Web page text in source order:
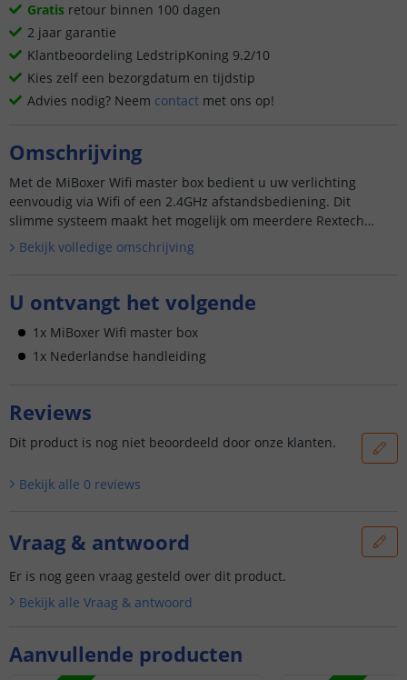
Gratis retour binnen 100 dagen
2 jaar garantie
Klantbeoordeling LedstripKoning 9.2/10
Kies zelf een bezorgdatum en tijdstip
Advies nodig? Neem contact met ons op!
Omschrijving
Met de MiBoxer Wifi master box bedient u uw verlichting
eenvoudig via Wifi of een 2.4GHz afstandsbediening. Dit
slimme systeem maakt het mogelijk om meerdere Rextech
inbouwspots tegelijk te bedienen, zon...
Bekijk volledige omschrijving
U ontvangt het volgende
1x MiBoxer Wifi master box
1x Nederlandse handleiding
Aanvullende producten
Reviews
Dit product is nog niet beoordeeld door onze klanten.
Bekijk alle 0 reviews
Vraag & antwoord
Er is nog geen vraag gesteld over dit product.
Bekijk alle Vraag & antwoord